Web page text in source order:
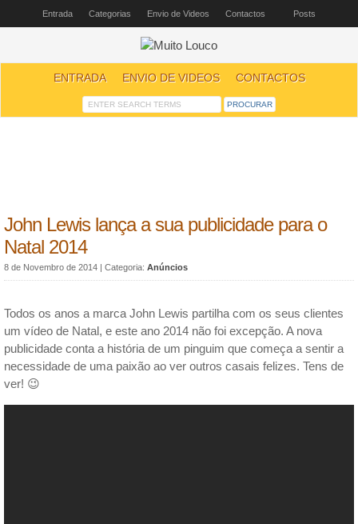
Entrada Categorias Envio de Videos Contactos Posts
ENTRADA ENVIO DE VIDEOS CONTACTOS
John Lewis lança a sua publicidade para o
Natal 2014
8 de Novembro de 2014 | Categoria: Anúncios
Todos os anos a marca John Lewis partilha com os seus clientes
um vídeo de Natal, e este ano 2014 não foi excepção. A nova
publicidade conta a história de um pinguim que começa a sentir a
necessidade de uma paixão ao ver outros casais felizes. Tens de
ver! 😉